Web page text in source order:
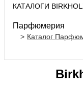
КАТАЛОГИ
Парфюмерия
Каталог